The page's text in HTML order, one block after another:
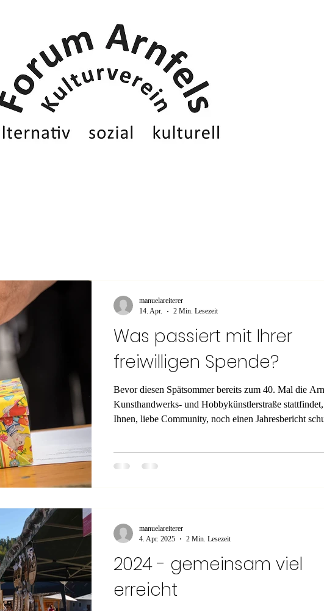
Was passiert mit Ihrer
freiwilligen Spende?
Bevor diesen Spätsommer bereits zum 40. Mal die
Kunsthandwerks- und Hobbykünstlerstraße
Ihnen, liebe Community, noch einen Jahresbericht
September 2026 laufen bereits auf Hochtouren.
manuelareiterer
14. Apr.
2 Min. Lesezeit
2024 - gemeinsam viel
erreicht
manuelareiterer
4. Apr. 2025
2 Min. Lesezeit